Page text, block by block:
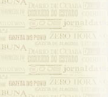
vol.
sua
a profissão
em sua
ou dirige
Rui Barbosa,
jornais
o curso de